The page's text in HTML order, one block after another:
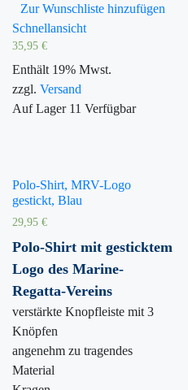
Zur Wunschliste hinzufügen
Schnellansicht
35,95 €
Enthält 19% Mwst.
zzgl. Versand
Auf Lager11 Verfügbar
Polo-Shirt, MRV-Logo
gestickt, Blau
29,95 €
Polo-Shirt mit gesticktem
Logo des Marine-
Regatta-Vereins
verstärkte Knopfleiste mit 3
Knöpfen
angenehm zu tragendes
Material